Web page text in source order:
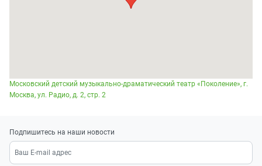
Московский детский музыкально-драматический театр «Поколение», г.
Москва, ул. Радио, д. 2, стр. 2
Подпишитесь на наши новости